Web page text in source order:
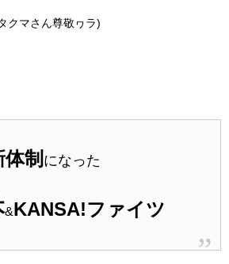
クマさん尊敬ヮラ)
体制 になった
&KANSA!ファイツ